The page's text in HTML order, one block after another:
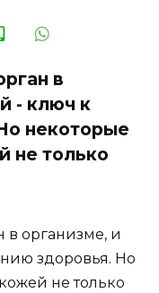
в
- ключ к
некоторые
не только
организме, и
здоровья. Но
не только